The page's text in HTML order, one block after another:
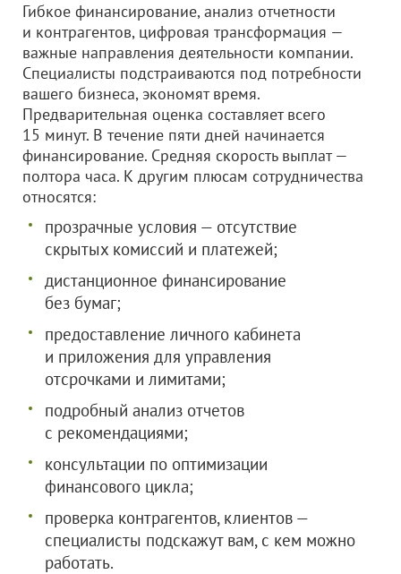
Гибкое финансирование, анализ отчетности
и контрагентов, цифровая трансформация —
важные направления деятельности компании.
Специалисты подстраиваются под потребности
вашего бизнеса, экономят время.
Предварительная оценка составляет всего
15 минут. В течение пяти дней начинается
финансирование. Средняя скорость выплат —
полтора часа. К другим плюсам сотрудничества
относятся:
прозрачные условия — отсутствие
скрытых комиссий и платежей;
дистанционное финансирование
без бумаг;
предоставление личного кабинета
и приложения для управления
отсрочками и лимитами;
подробный анализ отчетов
с рекомендациями;
консультации по оптимизации
финансового цикла;
проверка контрагентов, клиентов —
специалисты подскажут вам, с кем можно
работать.